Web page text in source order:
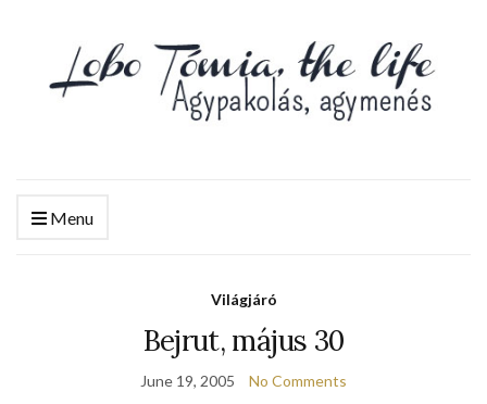
Menu
Világjáró
Bejrut, május 30
June 19, 2005 No Comments